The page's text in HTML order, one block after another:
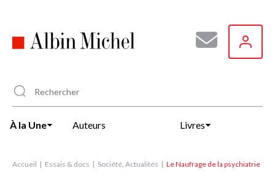
principal
À la Une Auteurs Livres
Accueil Essais & docs Société, Actualités Le Naufrage de la psychiatrie